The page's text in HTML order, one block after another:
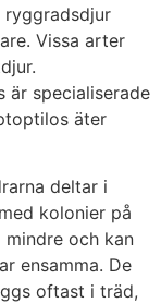
Vissa arter
är specialiserade
äter
deltar i
kolonier på
och kan
ensamma. De
oftast i träd,